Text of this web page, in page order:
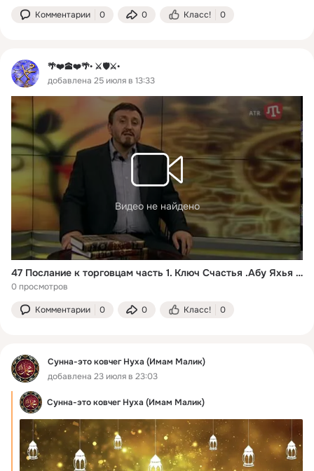
Комментарии 0 0 Класс! 0
🌴❤️🕋❤️🌴• ⚔️🛡️⚔️•
добавлена 25 июля в 13:33
Видео не найдено
47 Послание к торговцам часть 1. Ключ Счастья .Абу Яхья Крымский
0 просмотров
Комментарии 0 0 Класс! 0
Сунна-это ковчег Нуха (Имам Малик)
добавлена 23 июля в 23:03
Сунна-это ковчег Нуха (Имам Малик)